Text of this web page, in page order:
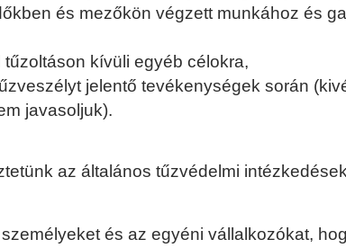
és mezőkön végzett munkához és
kívüli egyéb célokra,
jelentő tevékenységek során
javasoljuk).
az általános tűzvédelmi
és az egyéni vállalkozókat,